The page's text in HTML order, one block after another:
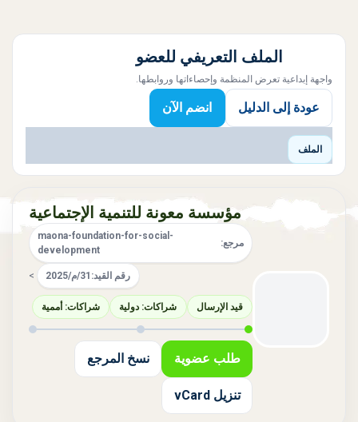
الملف التعريفي للعضو
واجهة إبداعية تعرض المنظمة وإحصاءاتها وروابطها.
عودة إلى الدليل انضم الآن
الملف
مؤسسة معونة للتنمية الإجتماعية
مرجع:
maona-foundation-for-social-
development
رقم القيد: 31/م/2025 >
قيد الإرسال شراكات: دولية شراكات: أممية
طلب عضوية نسخ المرجع
تنزيل vCard